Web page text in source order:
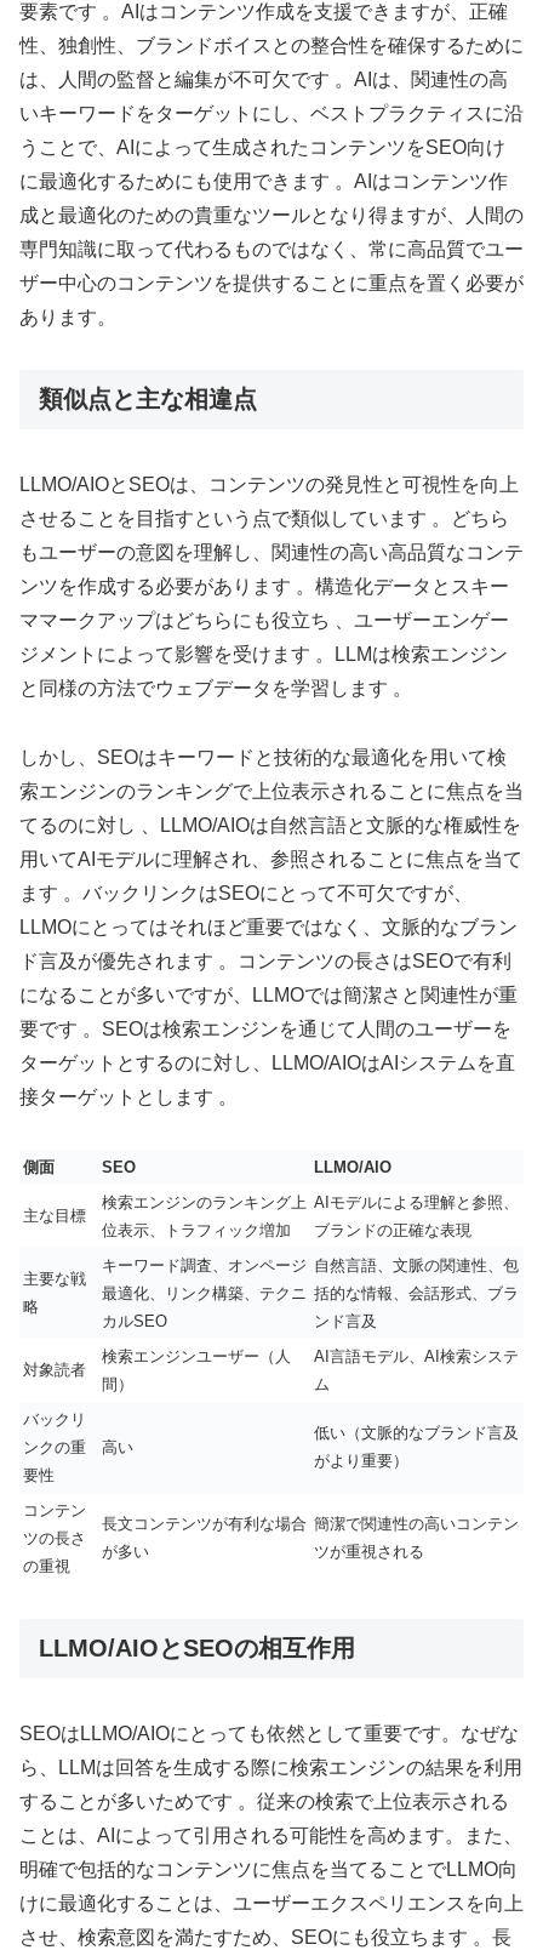
要素です 。AIはコンテンツ作成を支援できますが、正確
性、独創性、ブランドボイスとの整合性を確保するために
は、人間の監督と編集が不可欠です 。AIは、関連性の高
いキーワードをターゲットにし、ベストプラクティスに沿
うことで、AIによって生成されたコンテンツをSEO向け
に最適化するためにも使用できます 。AIはコンテンツ作
成と最適化のための貴重なツールとなり得ますが、人間の
専門知識に取って代わるものではなく、常に高品質でユー
ザー中心のコンテンツを提供することに重点を置く必要が
あります。
類似点と主な相違点
LLMO/AIOとSEOは、コンテンツの発見性と可視性を向上
させることを目指すという点で類似しています 。どちら
もユーザーの意図を理解し、関連性の高い高品質なコンテ
ンツを作成する必要があります 。構造化データとスキー
ママークアップはどちらにも役立ち 、ユーザーエンゲー
ジメントによって影響を受けます 。LLMは検索エンジン
と同様の方法でウェブデータを学習します 。
しかし、SEOはキーワードと技術的な最適化を用いて検
索エンジンのランキングで上位表示されることに焦点を当
てるのに対し 、LLMO/AIOは自然言語と文脈的な権威性を
用いてAIモデルに理解され、参照されることに焦点を当て
ます 。バックリンクはSEOにとって不可欠ですが、
LLMOにとってはそれほど重要ではなく、文脈的なブラン
ド言及が優先されます 。コンテンツの長さはSEOで有利
になることが多いですが、LLMOでは簡潔さと関連性が重
要です 。SEOは検索エンジンを通じて人間のユーザーを
ターゲットとするのに対し、LLMO/AIOはAIシステムを直
接ターゲットとします 。
側面 SEO LLMO/AIO
主な目標
検索エンジンのランキング上
位表示、トラフィック増加
AIモデルによる理解と参照、
ブランドの正確な表現
主要な戦
略
キーワード調査、オンページ
最適化、リンク構築、テクニ
カルSEO
自然言語、文脈の関連性、包
括的な情報、会話形式、ブラ
ンド言及
対象読者
検索エンジンユーザー（人
間）
AI言語モデル、AI検索システ
ム
バックリ
ンクの重
要性
高い
低い（文脈的なブランド言及
がより重要）
コンテン
ツの長さ
の重視
長文コンテンツが有利な場合
が多い
簡潔で関連性の高いコンテン
ツが重視される
LLMO/AIOとSEOの相互作用
SEOはLLMO/AIOにとっても依然として重要です。なぜな
ら、LLMは回答を生成する際に検索エンジンの結果を利用
することが多いためです 。従来の検索で上位表示される
ことは、AIによって引用される可能性を高めます。また、
明確で包括的なコンテンツに焦点を当てることでLLMO向
けに最適化することは、ユーザーエクスペリエンスを向上
させ、検索意図を満たすため、SEOにも役立ちます 。長